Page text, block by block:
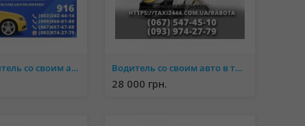
Работа водитель со своим авто в TAXI. Регистрация без приезда в офис. Водитель со своим авто в такси. Быстрая регистрация. Хороший заработок.
28 000 грн.